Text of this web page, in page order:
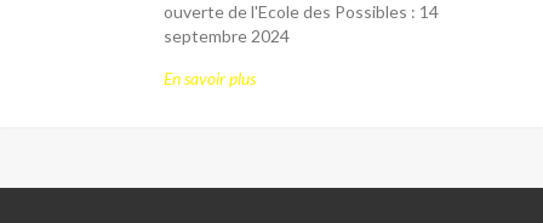
ouverte de l'Ecole des Possibles : 14
septembre 2024
En savoir plus